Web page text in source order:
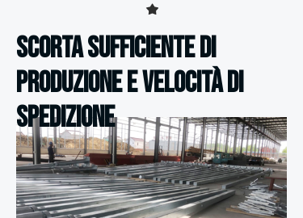
Scorta sufficiente di
produzione e velocità di
spedizione